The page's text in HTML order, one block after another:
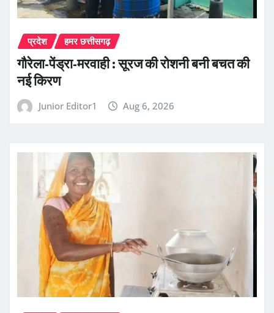
प्रदेश हमर छत्तीसगढ़
गौरेला-पेंड्रा-मरवाही : सूरज की रोशनी बनी बचत की
नई किरण
Junior Editor1 Aug 6, 2026